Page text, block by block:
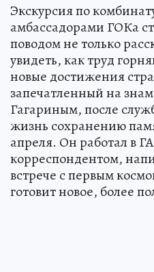
Экскурсия по
амбассадорами ГОКа
поводом не только
увидеть, как труд
новые достижения
запечатленный на
Гагариным, после
жизнь сохранению
апреля. Он работал в
корреспондентом,
встрече с первым
готовит новое, более